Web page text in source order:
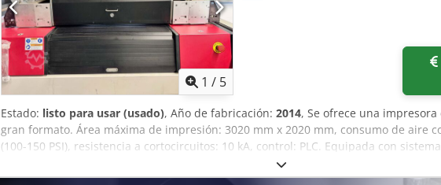
1 / 5
Estado: listo para usar (usado), Año de fabricación: 2014, Se ofrece una
gran formato. Área máxima de impresión: 3020 mm x 2020 mm, consumo de aire
(100-150 PSI), resistencia a cortocircuitos: 10 kA, control: PLC. Equipada con
de vacío. Peso: aproximadamente 3750 kg, dimensiones totales X/Y/Z:
mm/1550 mm. Se puede organizar una visita previa acuerdo. Codpfxszcfibo Abxjha